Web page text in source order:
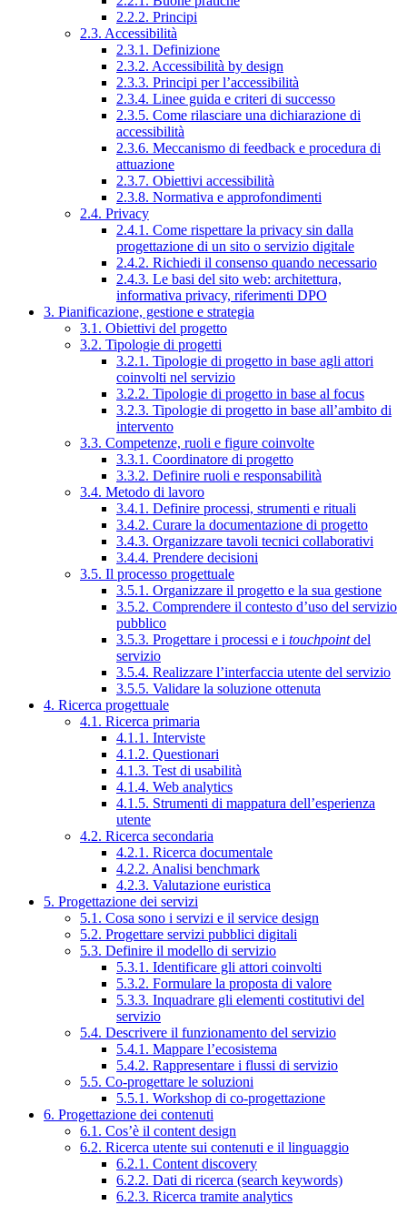
2.2.2. Principi
2.3. Accessibilità
2.3.1. Definizione
2.3.2. Accessibilità by design
2.3.3. Principi per l’accessibilità
2.3.4. Linee guida e criteri di successo
2.3.5. Come rilasciare una dichiarazione di
accessibilità
2.3.6. Meccanismo di feedback e procedura di
attuazione
2.3.7. Obiettivi accessibilità
2.3.8. Normativa e approfondimenti
2.4. Privacy
2.4.1. Come rispettare la privacy sin dalla
progettazione di un sito o servizio digitale
2.4.2. Richiedi il consenso quando necessario
2.4.3. Le basi del sito web: architettura,
informativa privacy, riferimenti DPO
3. Pianificazione, gestione e strategia
3.1. Obiettivi del progetto
3.2. Tipologie di progetti
3.2.1. Tipologie di progetto in base agli attori
coinvolti nel servizio
3.2.2. Tipologie di progetto in base al focus
3.2.3. Tipologie di progetto in base all’ambito di
intervento
3.3. Competenze, ruoli e figure coinvolte
3.3.1. Coordinatore di progetto
3.3.2. Definire ruoli e responsabilità
3.4. Metodo di lavoro
3.4.1. Definire processi, strumenti e rituali
3.4.2. Curare la documentazione di progetto
3.4.3. Organizzare tavoli tecnici collaborativi
3.4.4. Prendere decisioni
3.5. Il processo progettuale
3.5.1. Organizzare il progetto e la sua gestione
3.5.2. Comprendere il contesto d’uso del servizio
pubblico
3.5.3. Progettare i processi e i touchpointdel
servizio
3.5.4. Realizzare l’interfaccia utente del servizio
3.5.5. Validare la soluzione ottenuta
4. Ricerca progettuale
4.1. Ricerca primaria
4.1.1. Interviste
4.1.2. Questionari
4.1.3. Test di usabilità
4.1.4. Web analytics
4.1.5. Strumenti di mappatura dell’esperienza
utente
4.2. Ricerca secondaria
4.2.1. Ricerca documentale
4.2.2. Analisi benchmark
4.2.3. Valutazione euristica
5. Progettazione dei servizi
5.1. Cosa sono i servizi e il service design
5.2. Progettare servizi pubblici digitali
5.3. Definire il modello di servizio
5.3.1. Identificare gli attori coinvolti
5.3.2. Formulare la proposta di valore
5.3.3. Inquadrare gli elementi costitutivi del
servizio
5.4. Descrivere il funzionamento del servizio
5.4.1. Mappare l’ecosistema
5.4.2. Rappresentare i flussi di servizio
5.5. Co-progettare le soluzioni
5.5.1. Workshop di co-progettazione
6. Progettazione dei contenuti
6.1. Cos’è il content design
6.2. Ricerca utente sui contenuti e il linguaggio
6.2.1. Content discovery
6.2.2. Dati di ricerca (search keywords)
6.2.3. Ricerca tramite analytics